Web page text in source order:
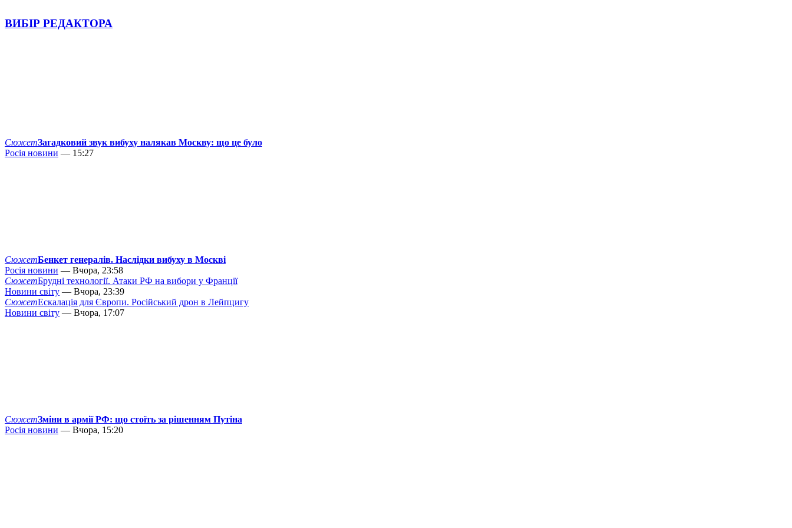
ВИБІР РЕДАКТОРА
СюжетЗагадковий звук вибуху налякав Москву: що це було
Росія новини — 15:27
СюжетБенкет генералів. Наслідки вибуху в Москві
Росія новини — Вчора, 23:58
СюжетБрудні технології. Атаки РФ на вибори у Франції
Новини світу — Вчора, 23:39
СюжетЕскалація для Європи. Російський дрон в Лейпцигу
Новини світу — Вчора, 17:07
СюжетЗміни в армії РФ: що стоїть за рішенням Путіна
Росія новини — Вчора, 15:20